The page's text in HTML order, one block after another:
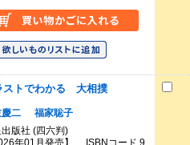
ストでわかる 大相撲
二
福家聡子
版社 (四六判)
年01月発売】 ISBNコード 9